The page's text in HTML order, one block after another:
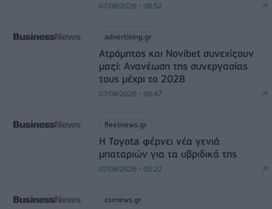
07/08/2026 - 08:52
advertising.gr
Ατρόμητος και Novibet συνεχίζουν
μαζί: Ανανέωση της συνεργασίας
τους μέχρι το 2028
07/08/2026 - 08:47
fleetnews.gr
Η Toyota φέρνει νέα γενιά
μπαταριών για τα υβριδικά της
07/08/2026 - 05:22
csrnews.gr